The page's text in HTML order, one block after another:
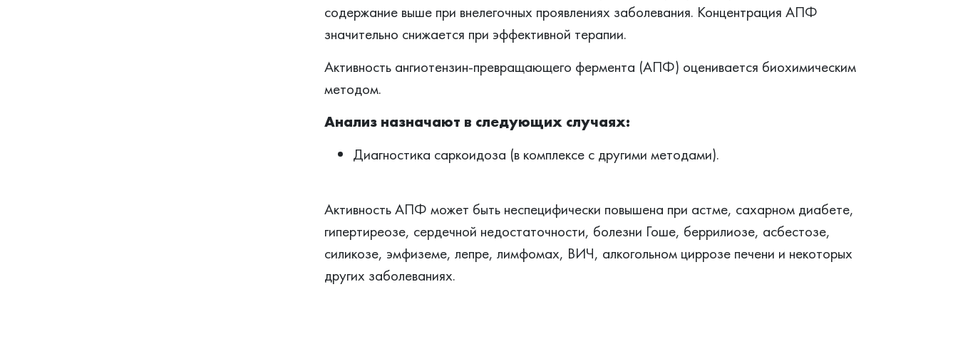
содержание выше при внелегочных проявлениях заболевания. Концентрация АПФ
значительно снижается при эффективной терапии.
Активность ангиотензин-превращающего фермента (АПФ) оценивается биохимическим
методом.
Анализ назначают в следующих случаях:
Диагностика саркоидоза (в комплексе с другими методами).
Активность АПФ может быть неспецифически повышена при астме, сахарном диабете,
гипертиреозе, сердечной недостаточности, болезни Гоше, беррилиозе, асбестозе,
силикозе, эмфиземе, лепре, лимфомах, ВИЧ, алкогольном циррозе печени и некоторых
других заболеваниях.